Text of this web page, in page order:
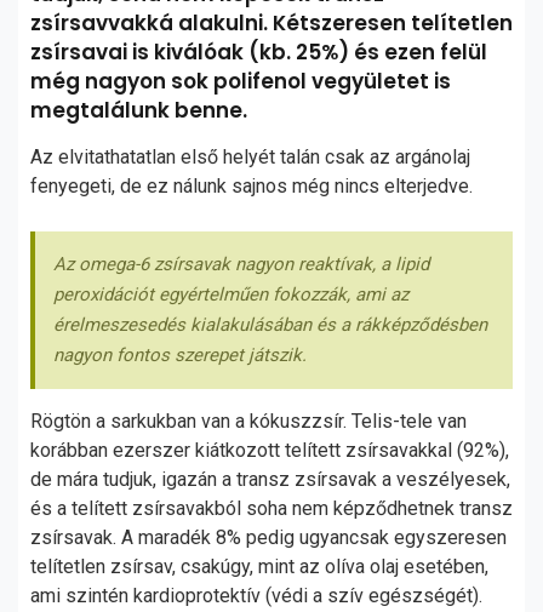
zsírsavvakká alakulni. Kétszeresen telítetlen
zsírsavai is kiválóak (kb. 25%) és ezen felül
még nagyon sok polifenol vegyületet is
megtalálunk benne.
Az elvitathatatlan első helyét talán csak az argánolaj
fenyegeti, de ez nálunk sajnos még nincs elterjedve.
Az omega-6 zsírsavak nagyon reaktívak, a lipid
peroxidációt egyértelműen fokozzák, ami az
érelmeszesedés kialakulásában és a rákképződésben
nagyon fontos szerepet játszik.
Rögtön a sarkukban van a kókuszzsír. Telis-tele van
korábban ezerszer kiátkozott telített zsírsavakkal (92%),
de mára tudjuk, igazán a transz zsírsavak a veszélyesek,
és a telített zsírsavakból soha nem képződhetnek transz
zsírsavak. A maradék 8% pedig ugyancsak egyszeresen
telítetlen zsírsav, csakúgy, mint az olíva olaj esetében,
ami szintén kardioprotektív (védi a szív egészségét).